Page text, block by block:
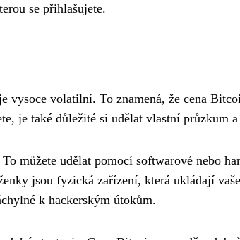
se přihlašujete.
volatilní. To znamená, že cena
je také důležité si udělat vlastní průzkum
To můžete udělat pomocí softwarové nebo
jsou fyzická zařízení, která ukládají
k hackerským útokům.